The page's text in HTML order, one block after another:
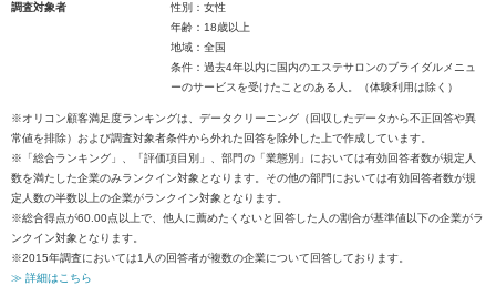
調査対象者
性別：女性
年齢：18歳以上
地域：全国
条件：過去4年以内に国内のエステサロンのブライダルメニュ
ーのサービスを受けたことのある人。（体験利用は除く）
※オリコン顧客満足度ランキングは、データクリーニング（回収したデータから不正回答や異
常値を排除）および調査対象者条件から外れた回答を除外した上で作成しています。
※「総合ランキング」、「評価項目別」、部門の「業態別」においては有効回答者数が規定人
数を満たした企業のみランクイン対象となります。その他の部門においては有効回答者数が規
定人数の半数以上の企業がランクイン対象となります。
※総合得点が60.00点以上で、他人に薦めたくないと回答した人の割合が基準値以下の企業がラ
ンクイン対象となります。
※2015年調査においては1人の回答者が複数の企業について回答しております。
≫ 詳細はこちら